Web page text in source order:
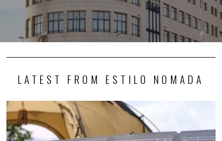
LATEST FROM ESTILO NOMADA